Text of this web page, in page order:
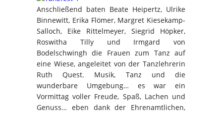
Anschließend baten Beate Heipertz, Ulrike
Binnewitt, Erika Flömer, Margret Kiesekamp-
Salloch, Eike Rittelmeyer, Siegrid Höpker,
Roswitha Tilly und Irmgard von
Bodelschwingh die Frauen zum Tanz auf
eine Wiese, angeleitet von der Tanzlehrerin
Ruth Quest. Musik, Tanz und die
wunderbare Umgebung… es war ein
Vormittag voller Freude, Spaß, Lachen und
Genuss… eben dank der Ehrenamtlichen,